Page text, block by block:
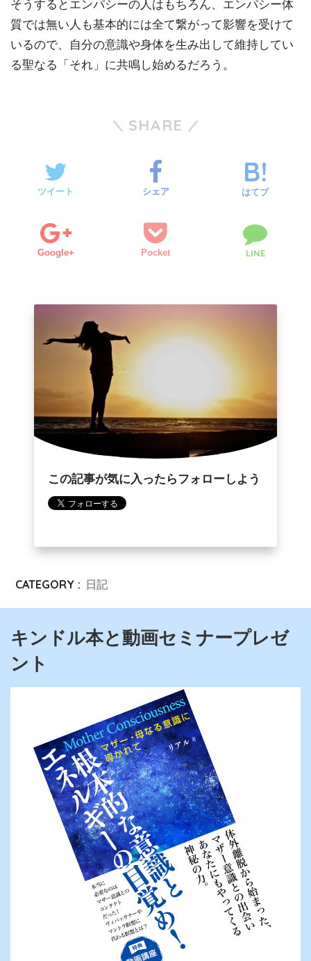
そうするとエンパシーの人はもちろん、エンパシー体
質では無い人も基本的には全て繋がって影響を受けて
いるので、自分の意識や身体を生み出して維持してい
る聖なる「それ」に共鳴し始めるだろう。
SHARE
ツイート シェア はてブ
Google+ Pocket LINE
この記事が気に入ったらフォローしよう
CATEGORY : 日記
キンドル本と動画セミナープレゼ
ント